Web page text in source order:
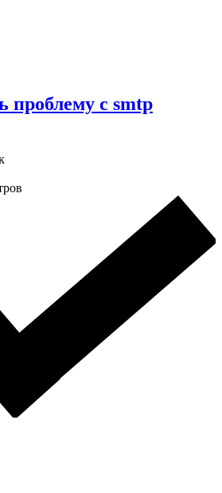
проблему с smtp